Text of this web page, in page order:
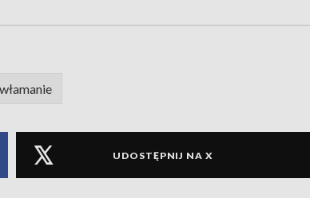
UDOSTĘPNIJ NA X